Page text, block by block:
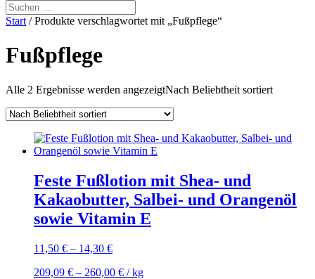
Start / Produkte verschlagwortet mit „Fußpflege“
Fußpflege
Alle 2 Ergebnisse werden angezeigtNach Beliebtheit sortiert
Feste Fußlotion mit Shea- und
Kakaobutter, Salbei- und Orangenöl
sowie Vitamin E
11,50 € – 14,30 €
209,09 € – 260,00 € /kg